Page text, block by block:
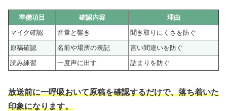
準備項目 確認内容
理由
マイク確認
音量と響き
聞き取りにくさを防ぐ
原稿確認
名前や場所の表記
言い間違いを防ぐ
読み練習
一度声に出す 詰まりを防ぐ
放送前に一呼吸おいて原稿を確認するだけで、落ち着いた
印象になります。